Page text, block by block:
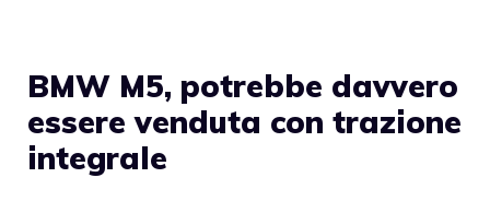
BMW M5, potrebbe davvero
essere venduta con trazione
integrale